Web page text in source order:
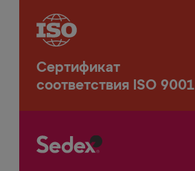
Сертификат
соответствия ISO 9001